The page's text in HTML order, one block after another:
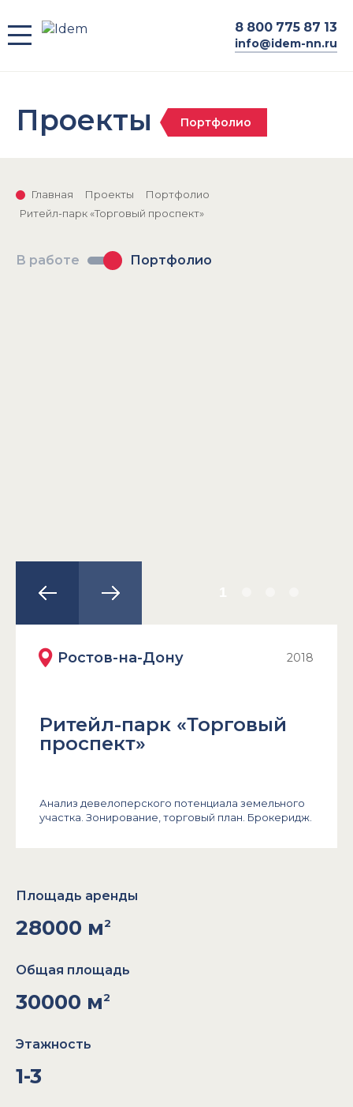
8 800 775 87 13
info@idem-nn.ru
Проекты Портфолио
Главная Проекты
Портфолио
Ритейл-парк «Торговый проспект»
В работе Портфолио
Ростов-на-Дону 2018
Ритейл-парк «Торговый
проспект»
Анализ девелоперского потенциала земельного
участка. Зонирование, торговый план. Брокеридж.
Площадь аренды
28000 м2
Общая площадь
30000 м2
Этажность
1-3